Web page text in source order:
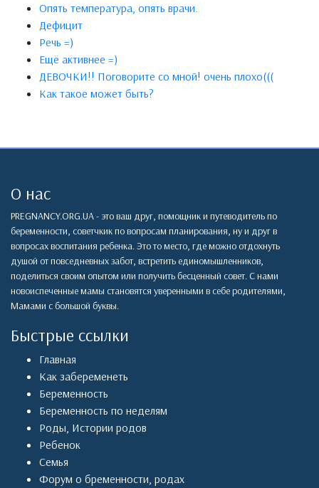
Опять температура, опять врачи.
Дефицит
Речь =)
Ещё активнее =)
ДЕВОЧКИ!! Поговорите со мной! очень плохо(((
Как такое может быть?
О нас
PREGNANCY.ORG.UA - это ваш друг, помощник и путеводитель по
беременности, советчкик по вопросам планирования, ну и друг в
вопросах воспитания ребенка. Это то место, где можно отдохнуть
душой от повседневных забот, встретить единомышленников,
поделиться своим опытом или получить бесценный совет. С нами
новоиспеченные мамы становятся уверенными в себе родителями,
Мамами с большой буквы.
Быстрые ссылки
Главная
Как забеременеть
Беременность
Беременность по неделям
Роды, Истории родов
Ребенок
Семья
Форум о бременности, родах